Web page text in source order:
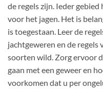
de regels zijn. Ieder
voor het jagen. Het is
is toegestaan. Leer de
jachtgeweren en de
soorten wild. Zorg ervoor
gaan met een geweer en
voorkomen dat u per